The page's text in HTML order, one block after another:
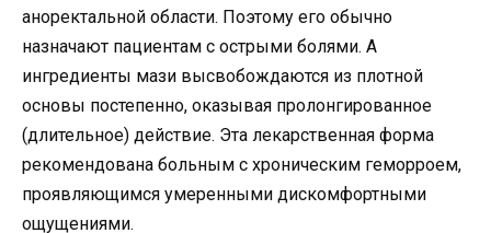
аноректальной области. Поэтому его обычно
назначают пациентам с острыми болями. А
ингредиенты мази высвобождаются из плотной
основы постепенно, оказывая пролонгированное
(длительное) действие. Эта лекарственная форма
рекомендована больным с хроническим геморроем,
проявляющимся умеренными дискомфортными
ощущениями.